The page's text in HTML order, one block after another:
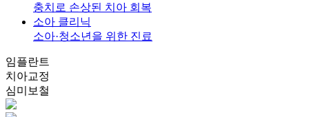
충치로 손상된 치아 회복
소아 클리닉
소아·청소년을 위한 진료
임플란트
치아교정
심미보철